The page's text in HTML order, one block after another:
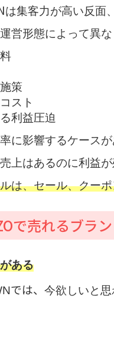
は集客力が高い反面
営形態によって異な
策
スト
利益圧迫
に影響するケースが
売上はあるのに利益
は、セール、クー
で売れるブラ
ある
では、 今欲しいと